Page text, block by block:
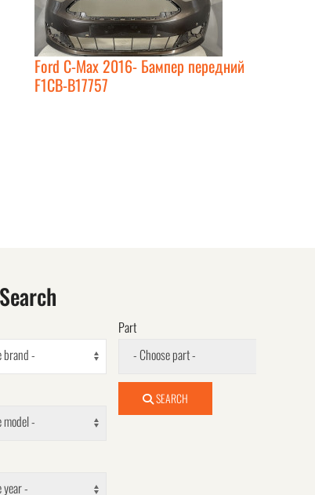
Ford C-Max 2016- Бампер передний
F1CB-B17757
brand -
model -
year -
Part
- Choose part -
SEARCH